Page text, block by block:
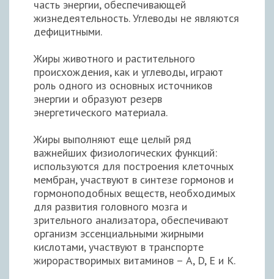
часть энергии, обеспечивающей
жизнедеятельность. Углеводы не являются
дефицитными.
Жиры животного и растительного
происхождения, как и углеводы, играют
роль одного из основных источников
энергии и образуют резерв
энергетического материала.
Жиры выполняют еще целый ряд
важнейших физиологических функций:
используются для построения клеточных
мембран, участвуют в синтезе гормонов и
гормоноподобных веществ, необходимых
для развития головного мозга и
зрительного анализатора, обеспечивают
организм эссенциальными жирными
кислотами, участвуют в транспорте
жирорастворимых витаминов – А, D, Е и К.